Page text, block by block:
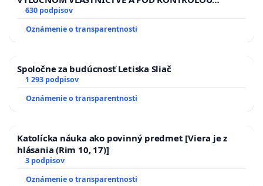
SLOVENSKEJ REPUBLIKY & žiadosť na riešenie
kanálov na Slovensku
630 podpisov
Oznámenie o transparentnosti
Spoločne za budúcnosť Letiska Sliač
1 293 podpisov
Oznámenie o transparentnosti
Katolícka náuka ako povinný predmet [Viera je z
hlásania (Rim 10, 17)]
3 podpisov
Oznámenie o transparentnosti